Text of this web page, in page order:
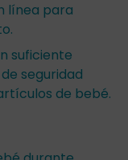
línea para
suficiente
seguridad
de bebé.